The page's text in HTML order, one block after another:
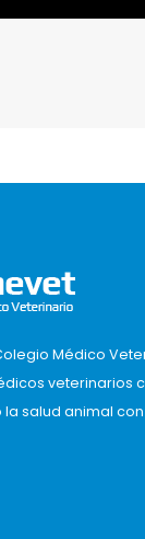
Médico
veterinarios
salud animal